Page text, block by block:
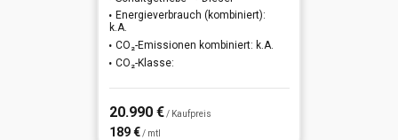
USB-Anschluss + AUX-IN-Anschluss
Energieverbrauch (kombiniert):
k.A.
CO₂-Emissionen kombiniert: k.A.
CO₂-Klasse:
20.990 € / Kaufpreis
189 € / mtl